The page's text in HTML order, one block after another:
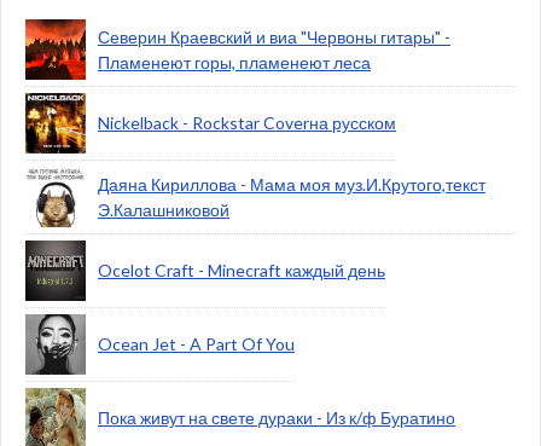
Северин Краевский и виа "Червоны гитары" -
Пламенеют горы, пламенеют леса
Nickelback - Rockstar Coverна русском
Даяна Кириллова - Мама моя муз.И.Крутого,текст
Э.Калашниковой
Ocelot Craft - Minecraft каждый день
Ocean Jet - A Part Of You
Пока живут на свете дураки - Из к/ф Буратино